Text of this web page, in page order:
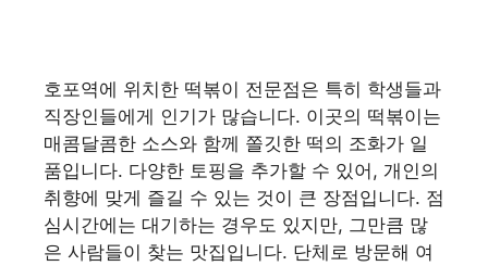
호포역에 위치한 떡볶이 전문점은 특히 학생들과
직장인들에게 인기가 많습니다. 이곳의 떡볶이는
매콤달콤한 소스와 함께 쫄깃한 떡의 조화가 일
품입니다. 다양한 토핑을 추가할 수 있어, 개인의
취향에 맞게 즐길 수 있는 것이 큰 장점입니다. 점
심시간에는 대기하는 경우도 있지만, 그만큼 많
은 사람들이 찾는 맛집입니다. 단체로 방문해 여